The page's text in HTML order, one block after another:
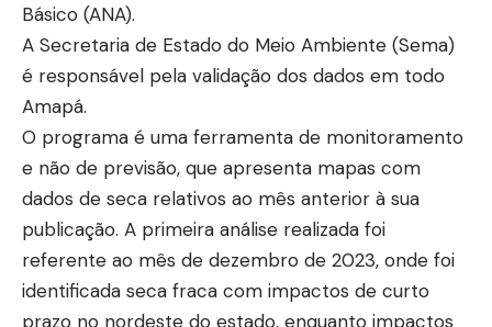
Básico (ANA).
A Secretaria de Estado do Meio Ambiente (Sema)
é responsável pela validação dos dados em todo
Amapá.
O programa é uma ferramenta de monitoramento
e não de previsão, que apresenta mapas com
dados de seca relativos ao mês anterior à sua
publicação. A primeira análise realizada foi
referente ao mês de dezembro de 2023, onde foi
identificada seca fraca com impactos de curto
prazo no nordeste do estado, enquanto impactos